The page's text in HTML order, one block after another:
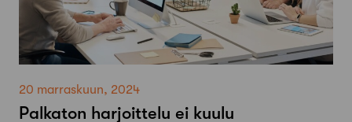
20 marraskuun, 2024
Palkaton harjoittelu ei kuulu